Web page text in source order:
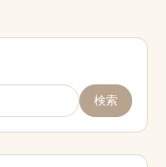
検索